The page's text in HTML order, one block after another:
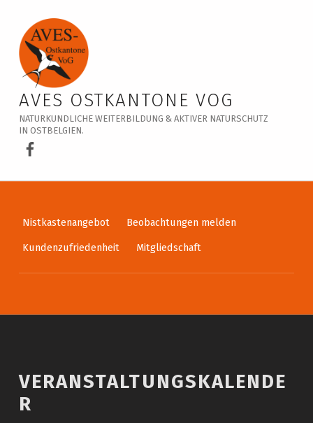
Veranstaltungskalender – AVES Ostkantone VoG
AVES OSTKANTONE VOG
NATURKUNDLICHE WEITERBILDUNG & AKTIVER NATURSCHUTZ
IN OSTBELGIEN.
AVES Ostkantone bei Facebook
Nistkastenangebot
Beobachtungen melden
Kundenzufriedenheit
Mitgliedschaft
VERANSTALTUNGSKALENDE
R